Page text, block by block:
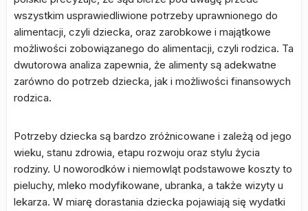
wszystkim usprawiedliwione potrzeby uprawnionego do
alimentacji, czyli dziecka, oraz zarobkowe i majątkowe
możliwości zobowiązanego do alimentacji, czyli rodzica. Ta
dwutorowa analiza zapewnia, że alimenty są adekwatne
zarówno do potrzeb dziecka, jak i możliwości finansowych
rodzica.
Potrzeby dziecka są bardzo zróżnicowane i zależą od jego
wieku, stanu zdrowia, etapu rozwoju oraz stylu życia
rodziny. U noworodków i niemowląt podstawowe koszty to
pieluchy, mleko modyfikowane, ubranka, a także wizyty u
lekarza. W miarę dorastania dziecka pojawiają się wydatki